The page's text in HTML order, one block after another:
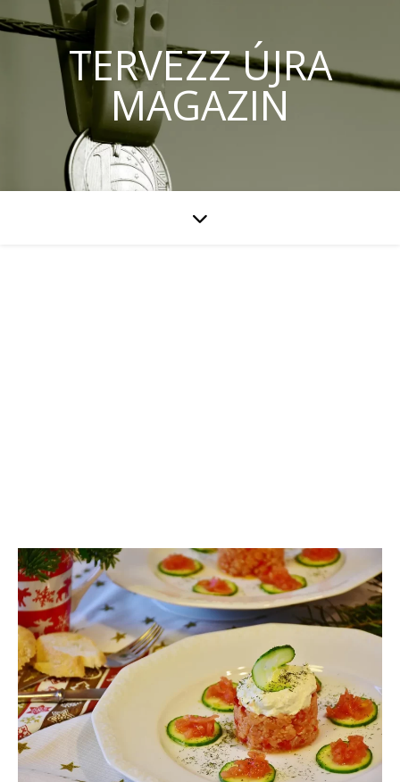
TERVEZZ ÚJRA
MAGAZIN